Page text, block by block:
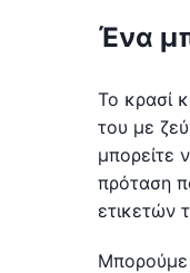
Ένα
Το κρασί
του με
μπορείτε
πρόταση
ετικετών
Μπορούμε